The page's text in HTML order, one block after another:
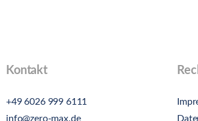
Kontakt
+49 6026 999 6111
info@zero-max.de